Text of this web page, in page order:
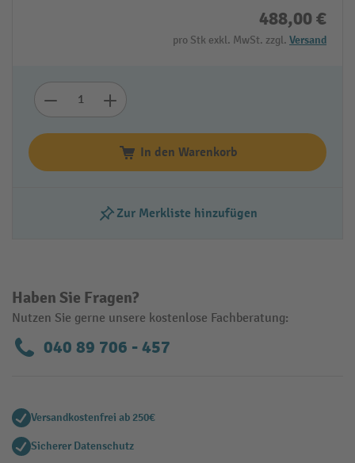
488,00 €
pro Stk exkl. MwSt. zzgl. Versand
In den Warenkorb
Zur Merkliste hinzufügen
Haben Sie Fragen?
Nutzen Sie gerne unsere kostenlose Fachberatung:
040 89 706 - 457
Versandkostenfrei ab 250€
Sicherer Datenschutz